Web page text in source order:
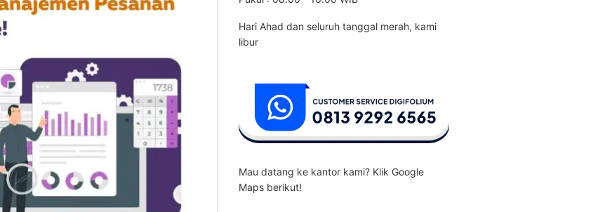
Hari Ahad dan seluruh tanggal merah, kami
libur
Mau datang ke kantor kami? Klik Google
Maps berikut!